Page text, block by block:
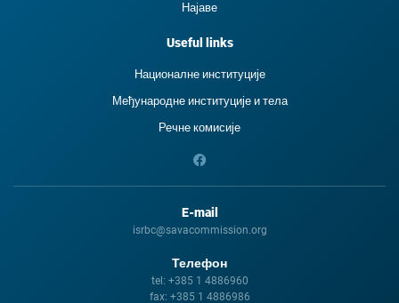
Најаве
Useful links
Националне институције
Међународне институције и тела
Речне комисије
E-mail
isrbc@savacommission.org
Телефон
tel: +385 1 4886960
fax: +385 1 4886986